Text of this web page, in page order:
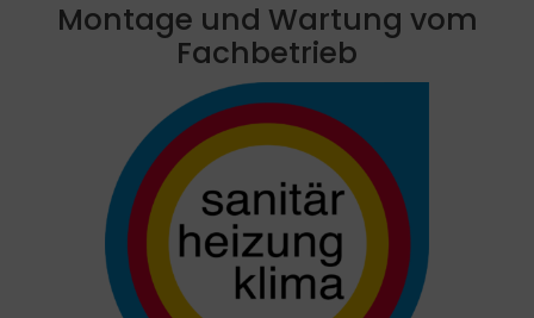
Montage und Wartung vom
Fachbetrieb